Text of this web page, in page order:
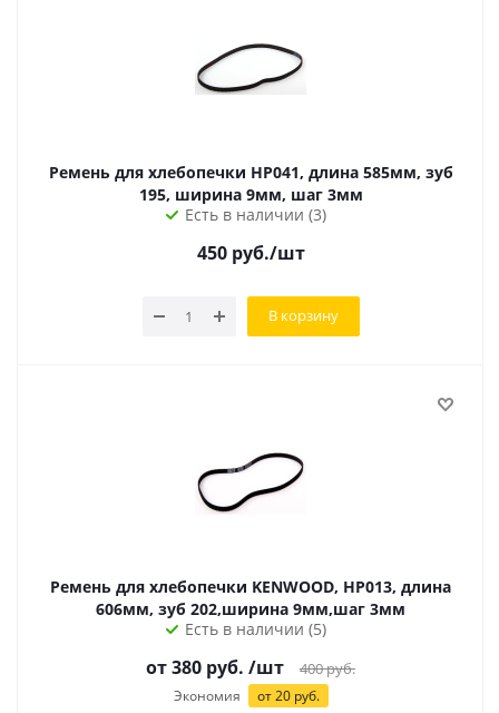
Ремень для хлебопечки HP041, длина 585мм, зуб
195, ширина 9мм, шаг 3мм
Есть в наличии (3)
450руб./шт
В корзину
Ремень для хлебопечки KENWOOD, HP013, длина
606мм, зуб 202,ширина 9мм,шаг 3мм
Есть в наличии (5)
от380 руб. /шт 400руб.
Экономия от20руб.